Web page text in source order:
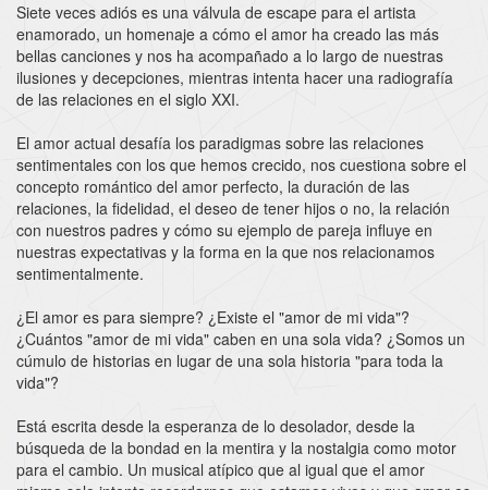
Siete veces adiós es una válvula de escape para el artista
enamorado, un homenaje a cómo el amor ha creado las más
bellas canciones y nos ha acompañado a lo largo de nuestras
ilusiones y decepciones, mientras intenta hacer una radiografía
de las relaciones en el siglo XXI.
El amor actual desafía los paradigmas sobre las relaciones
sentimentales con los que hemos crecido, nos cuestiona sobre el
concepto romántico del amor perfecto, la duración de las
relaciones, la fidelidad, el deseo de tener hijos o no, la relación
con nuestros padres y cómo su ejemplo de pareja influye en
nuestras expectativas y la forma en la que nos relacionamos
sentimentalmente.
¿El amor es para siempre? ¿Existe el "amor de mi vida"?
¿Cuántos "amor de mi vida" caben en una sola vida? ¿Somos un
cúmulo de historias en lugar de una sola historia "para toda la
vida"?
Está escrita desde la esperanza de lo desolador, desde la
búsqueda de la bondad en la mentira y la nostalgia como motor
para el cambio. Un musical atípico que al igual que el amor